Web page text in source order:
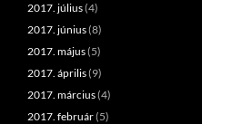
2017. július(4)
2017. június(8)
2017. május(5)
2017. április(9)
2017. március(4)
2017. február(5)